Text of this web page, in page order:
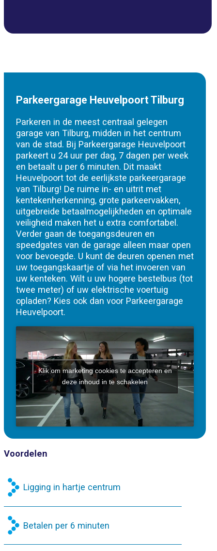
Parkeergarage Heuvelpoort Tilburg
Parkeren in de meest centraal gelegen
garage van Tilburg, midden in het centrum
van de stad. Bij Parkeergarage Heuvelpoort
parkeert u 24 uur per dag, 7 dagen per week
en betaalt u per 6 minuten. Dit maakt
Heuvelpoort tot de eerlijkste parkeergarage
van Tilburg! De ruime in- en uitrit met
kentekenherkenning, grote parkeervakken,
uitgebreide betaalmogelijkheden en optimale
veiligheid maken het u extra comfortabel.
Verder gaan de toegangsdeuren en
speedgates van de garage alleen maar open
voor bevoegde. U kunt de deuren openen met
uw toegangskaartje of via het invoeren van
uw kenteken. Wilt u uw hogere bestelbus (tot
twee meter) of uw elektrische voertuig
opladen? Kies ook dan voor Parkeergarage
Heuvelpoort.
Klik om marketing cookies te accepteren en
deze inhoud in te schakelen
Voordelen
Ligging in hartje centrum
Betalen per 6 minuten